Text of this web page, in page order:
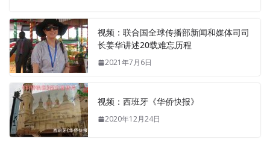
视频：联合国全球传播部新闻和媒体司司
长姜华讲述20载难忘历程
2021年7月6日
视频：西班牙《华侨快报》
2020年12月24日